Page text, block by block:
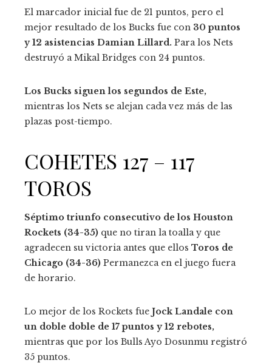
El marcador inicial fue de 21 puntos, pero el
mejor resultado de los Bucks fue con 30 puntos
y 12 asistencias Damian Lillard. Para los Nets
destruyó a Mikal Bridges con 24 puntos.
Los Bucks siguen los segundos de Este,
mientras los Nets se alejan cada vez más de las
plazas post-tiempo.
COHETES 127 – 117
TOROS
Séptimo triunfo consecutivo de los Houston
Rockets (34-35) que no tiran la toalla y que
agradecen su victoria antes que ellos Toros de
Chicago (34-36) Permanezca en el juego fuera
de horario.
Lo mejor de los Rockets fue Jock Landale con
un doble doble de 17 puntos y 12 rebotes,
mientras que por los Bulls Ayo Dosunmu registró
35 puntos.